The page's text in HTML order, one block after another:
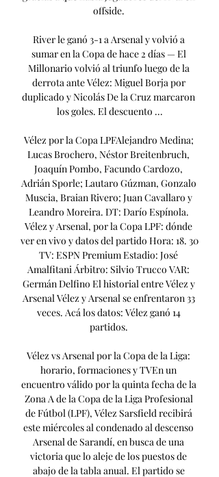
offside.
River le ganó 3-1 a Arsenal y volvió a
sumar en la Copa de hace 2 días — El
Millonario volvió al triunfo luego de la
derrota ante Vélez: Miguel Borja por
duplicado y Nicolás De la Cruz marcaron
los goles. El descuento ...
Vélez por la Copa LPFAlejandro Medina;
Lucas Brochero, Néstor Breitenbruch,
Joaquín Pombo, Facundo Cardozo,
Adrián Sporle; Lautaro Gúzman, Gonzalo
Muscia, Braian Rivero; Juan Cavallaro y
Leandro Moreira. DT: Darío Espínola.
Vélez y Arsenal, por la Copa LPF: dónde
ver en vivo y datos del partido Hora: 18. 30
TV: ESPN Premium Estadio: José
Amalfitani Árbitro: Silvio Trucco VAR:
Germán Delfino El historial entre Vélez y
Arsenal Vélez y Arsenal se enfrentaron 33
veces. Acá los datos: Vélez ganó 14
partidos.
Vélez vs Arsenal por la Copa de la Liga:
horario, formaciones y TVEn un
encuentro válido por la quinta fecha de la
Zona A de la Copa de la Liga Profesional
de Fútbol (LPF), Vélez Sarsfield recibirá
este miércoles al condenado al descenso
Arsenal de Sarandí, en busca de una
victoria que lo aleje de los puestos de
abajo de la tabla anual. El partido se